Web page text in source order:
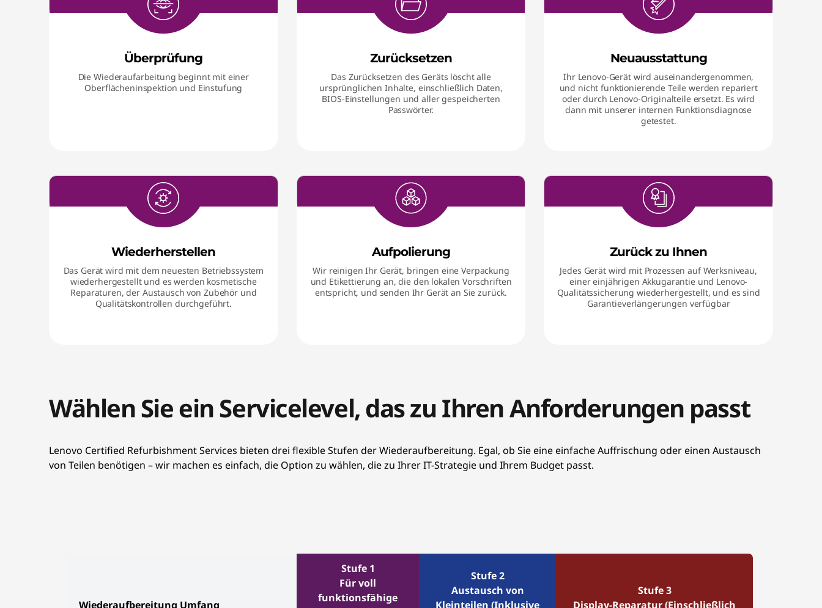
Überprüfung
Die Wiederaufarbeitung beginnt mit einer
Oberflächeninspektion und Einstufung
Zurücksetzen
Das Zurücksetzen des Geräts löscht alle
ursprünglichen Inhalte, einschließlich Daten,
BIOS-Einstellungen und aller gespeicherten
Passwörter.
Neuausstattung
Ihr Lenovo-Gerät wird auseinandergenommen,
und nicht funktionierende Teile werden repariert
oder durch Lenovo-Originalteile ersetzt. Es wird
dann mit unserer internen Funktionsdiagnose
getestet.
Wiederherstellen
Das Gerät wird mit dem neuesten Betriebssystem
wiederhergestellt und es werden kosmetische
Reparaturen, der Austausch von Zubehör und
Qualitätskontrollen durchgeführt.
Aufpolierung
Wir reinigen Ihr Gerät, bringen eine Verpackung
und Etikettierung an, die den lokalen Vorschriften
entspricht, und senden Ihr Gerät an Sie zurück.
Zurück zu Ihnen
Jedes Gerät wird mit Prozessen auf Werksniveau,
einer einjährigen Akkugarantie und Lenovo-
Qualitätssicherung wiederhergestellt, und es sind
Garantieverlängerungen verfügbar
Wählen Sie ein Servicelevel, das zu Ihren Anforderungen passt
Lenovo Certified Refurbishment Services bieten drei flexible Stufen der Wiederaufbereitung. Egal, ob Sie eine einfache Auffrischung oder einen Austausch
von Teilen benötigen – wir machen es einfach, die Option zu wählen, die zu Ihrer IT-Strategie und Ihrem Budget passt.
Wiederaufbereitung Umfang
Stufe 1
Für voll
funktionsfähige
Stufe 2
Austausch von
Kleinteilen (Inklusive
Stufe 3
Display-Reparatur (Einschließlich